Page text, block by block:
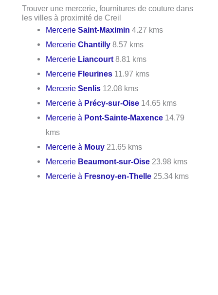
Trouver une mercerie, fournitures de couture dans
les villes à proximité de Creil
MercerieSaint-Maximin 4.27 kms
MercerieChantilly 8.57 kms
Mercerie Liancourt 8.81 kms
Mercerie Fleurines 11.97 kms
MercerieSenlis 12.08 kms
Mercerie à Précy-sur-Oise 14.65 kms
Mercerie à Pont-Sainte-Maxence 14.79
kms
Mercerie à Mouy 21.65 kms
Mercerie Beaumont-sur-Oise 23.98 kms
Mercerie à Fresnoy-en-Thelle 25.34 kms